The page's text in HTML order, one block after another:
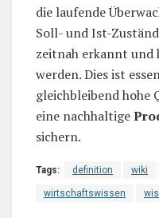
die laufende
Soll- und Ist-
zeitnah erkannt
werden. Dies ist
gleichbleibend hohe
eine nachhaltige
sichern.
Tags: definition wiki
wirtschaftswissen